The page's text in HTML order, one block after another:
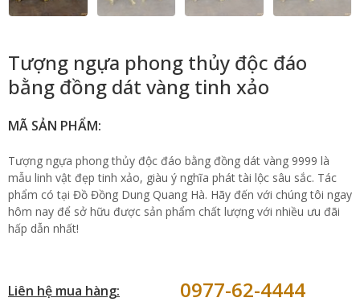
Tượng ngựa phong thủy độc đáo
bằng đồng dát vàng tinh xảo
MÃ SẢN PHẨM:
Tượng ngựa phong thủy độc đáo bằng đồng dát vàng 9999 là
mẫu linh vật đẹp tinh xảo, giàu ý nghĩa phát tài lộc sâu sắc. Tác
phẩm có tại Đồ Đồng Dung Quang Hà. Hãy đến với chúng tôi ngay
hôm nay để sở hữu được sản phẩm chất lượng với nhiều ưu đãi
hấp dẫn nhất!
Liên hệ mua hàng: 0977-62-4444